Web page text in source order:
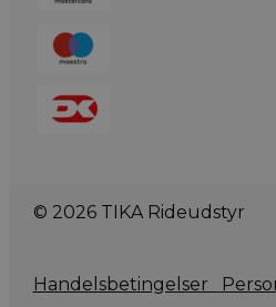
© 2026 TIKA Rideudstyr
Handelsbetingelser